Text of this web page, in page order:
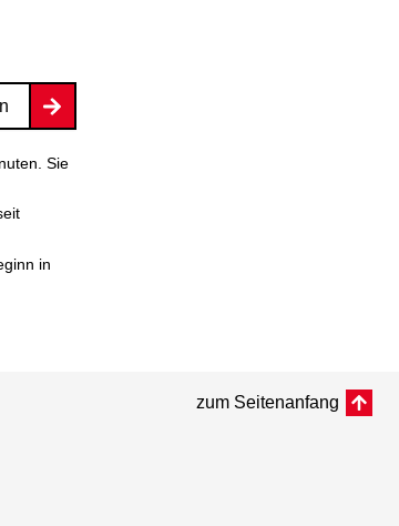
Sie
in
zum Seitenanfang